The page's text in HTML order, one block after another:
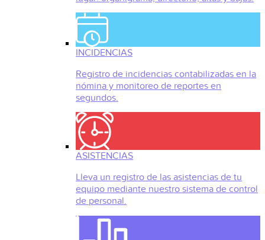
INCIDENCIAS
Registro de incidencias contabilizadas en la
nómina y monitoreo de reportes en
segundos.
ASISTENCIAS
Lleva un registro de las asistencias de tu
equipo mediante nuestro sistema de control
de personal.